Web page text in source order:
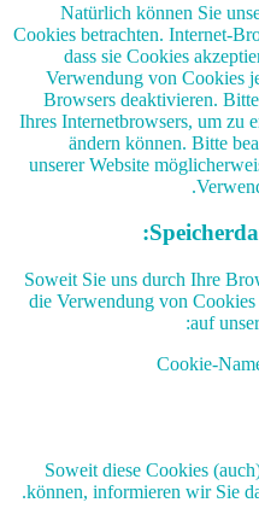
Natürlich können Sie
Cookies betrachten. Internet-
dass sie Cookies
Verwendung von Cookies
Browsers deaktivieren.
Ihres Internetbrowsers, um zu
ändern können. Bitte
unserer Website
Soweit Sie uns durch Ihre
die Verwendung von
auf
Cookie-
Soweit diese Cookies
können, informieren wir Sie